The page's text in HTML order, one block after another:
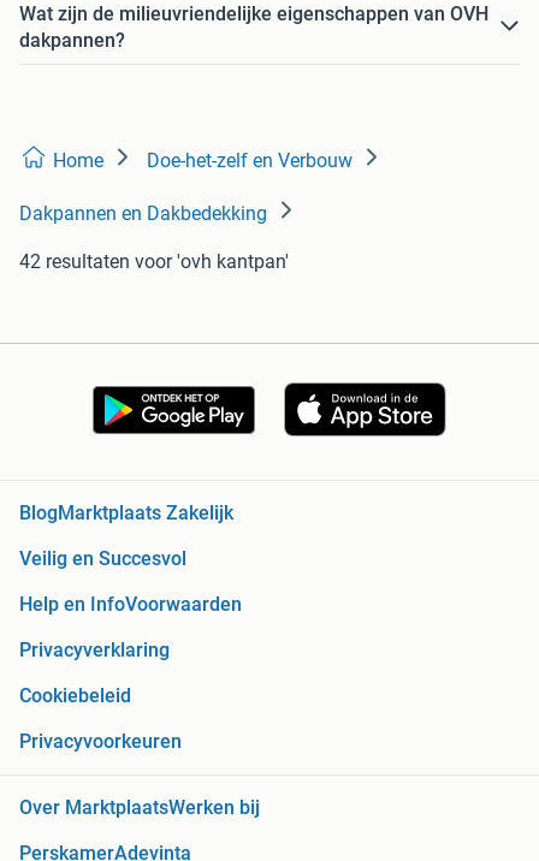
Wat zijn de milieuvriendelijke eigenschappen van OVH
dakpannen?
Home Doe-het-zelf en Verbouw
Dakpannen en Dakbedekking
42 resultaten voor 'ovh kantpan'
BlogMarktplaats Zakelijk
Veilig en Succesvol
Help en InfoVoorwaarden
Privacyverklaring
Cookiebeleid
Privacyvoorkeuren
Over MarktplaatsWerken bij
PerskamerAdevinta